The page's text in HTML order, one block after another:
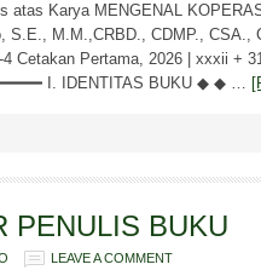
atas Karya MENGENAL
S.E., M.M.,CRBD., CDMP.,
Cetakan Pertama, 2026 | xxxii +
I. IDENTITAS BUKU ◆ ◆ …
PENULIS BUKU
LEAVE A COMMENT